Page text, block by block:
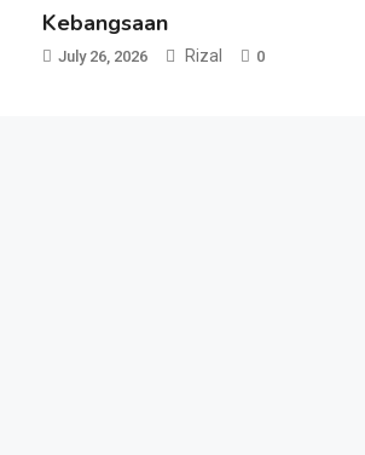
Kebangsaan
July 26, 2026 Rizal 0